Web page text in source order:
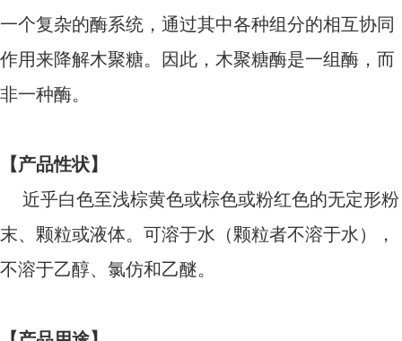
一个复杂的酶系统，通过其中各种组分的相互协同
作用来降解木聚糖。因此，木聚糖酶是一组酶，而
非一种酶。
【产品性状】
近乎白色至浅棕黄色或棕色或粉红色的无定形粉
末、颗粒或液体。可溶于水（颗粒者不溶于水），
不溶于乙醇、氯仿和乙醚。